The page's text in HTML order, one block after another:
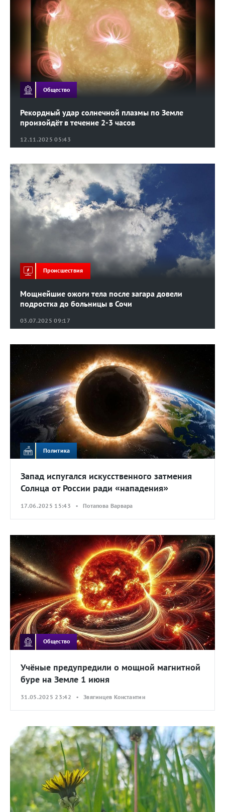
12.11.2025 05:43
Рекордный удар солнечной плазмы по Земле
произойдёт в течение 2-3 часов
Общество
03.07.2025 09:17
Мощнейшие ожоги тела после загара довели
подростка до больницы в Сочи
Происшествия
Политика
Запад испугался искусственного затмения
Солнца от России ради «нападения»
17.06.2025 15:43 • Потапова Варвара
Общество
Учёные предупредили о мощной магнитной
буре на Земле 1 июня
31.05.2025 23:42 • Звягинцев Константин